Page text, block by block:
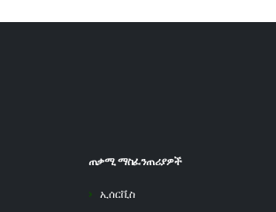
ጠቃሚ ማስፈንጠሪያዎች
ኢሰርቪስ